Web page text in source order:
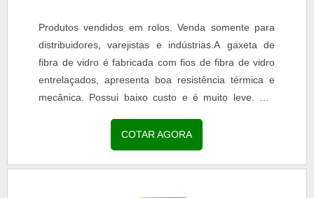
Produtos vendidos em rolos. Venda somente para
distribuidores, varejistas e indústrias.A gaxeta de
fibra de vidro é fabricada com fios de fibra de vidro
entrelaçados, apresenta boa resistência térmica e
mecânica. Possui baixo custo e é muito leve. Por
COTAR AGORA